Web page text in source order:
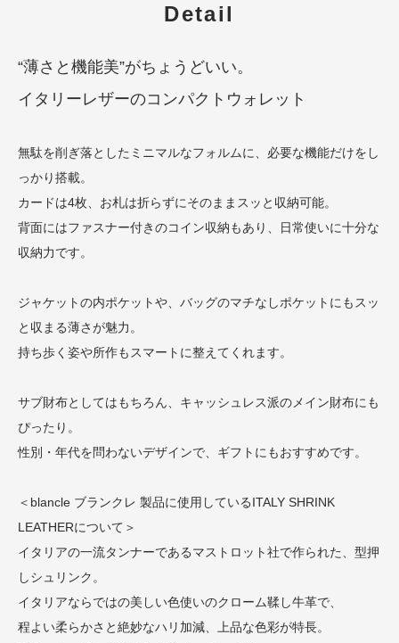
Detail
“薄さと機能美”がちょうどいい。
イタリーレザーのコンパクトウォレット
無駄を削ぎ落としたミニマルなフォルムに、必要な機能だけをし
っかり搭載。
カードは4枚、お札は折らずにそのままスッと収納可能。
背面にはファスナー付きのコイン収納もあり、日常使いに十分な
収納力です。
ジャケットの内ポケットや、バッグのマチなしポケットにもスッ
と収まる薄さが魅力。
持ち歩く姿や所作もスマートに整えてくれます。
サブ財布としてはもちろん、キャッシュレス派のメイン財布にも
ぴったり。
性別・年代を問わないデザインで、ギフトにもおすすめです。
＜blancle ブランクレ 製品に使用しているITALY SHRINK
LEATHERについて＞
イタリアの一流タンナーであるマストロット社で作られた、型押
しシュリンク。
イタリアならではの美しい色使いのクローム鞣し牛革で、
程よい柔らかさと絶妙なハリ加減、上品な色彩が特長。